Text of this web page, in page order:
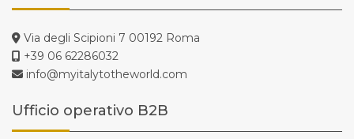
Via degli Scipioni 7 00192 Roma
+39 06 62286032
info@myitalytotheworld.com
Ufficio operativo B2B